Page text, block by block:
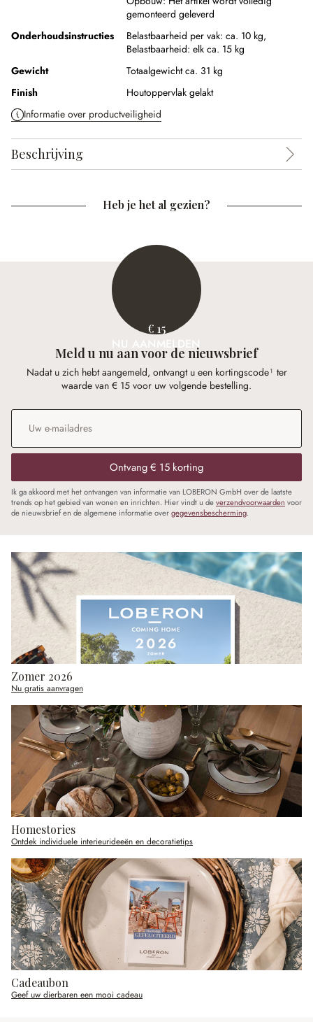
gemonteerd geleverd
Onderhoudsinstructies
Belastbaarheid per vak: ca. 10 kg,
Belastbaarheid: elk ca. 15 kg
Gewicht
Totaalgewicht ca. 31 kg
Finish
Houtoppervlak gelakt
Informatie over productveiligheid
Beschrijving
Heb je het al gezien?
€ 15
NU AANMELDEN
Meld u nu aan voor de nieuwsbrief
Nadat u zich hebt aangemeld, ontvangt u een kortingscode¹ ter
waarde van € 15 voor uw volgende bestelling.
E-mailadres
Ontvang € 15 korting
Ik ga akkoord met het ontvangen van informatie van LOBERON GmbH over de laatste
trends op het gebied van wonen en inrichten. Hier vindt u deverzendvoorwaarden voor
de nieuwsbrief en de algemene informatie overgegevensbescherming.
Zomer 2026
Nu gratis aanvragen
Homestories
Ontdek individuele interieurideeën en decoratietips
Cadeaubon
Geef uw dierbaren een mooi cadeau